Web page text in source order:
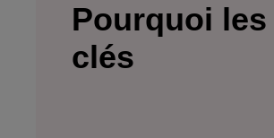
Pourquoi
clés